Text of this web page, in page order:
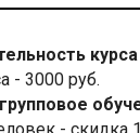
- 3000 руб.
- скидка